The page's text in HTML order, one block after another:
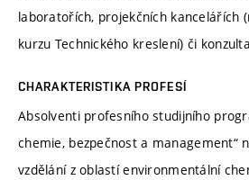
laboratořích, projekčních kancelářích
kurzu Technického kreslení) či
CHARAKTERISTIKA PROFESÍ
Absolventi profesního studijního
chemie, bezpečnost a management“
vzdělání z oblastí environmentální